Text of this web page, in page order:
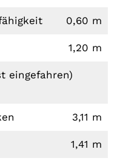
0,60 m
1,20 m
eingefahren)
3,11 m
1,41 m